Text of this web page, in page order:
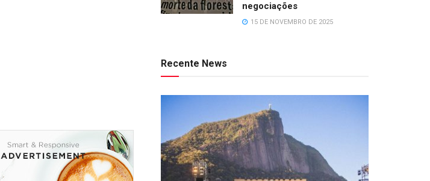
negociações
15 DE NOVEMBRO DE 2025
Recente News